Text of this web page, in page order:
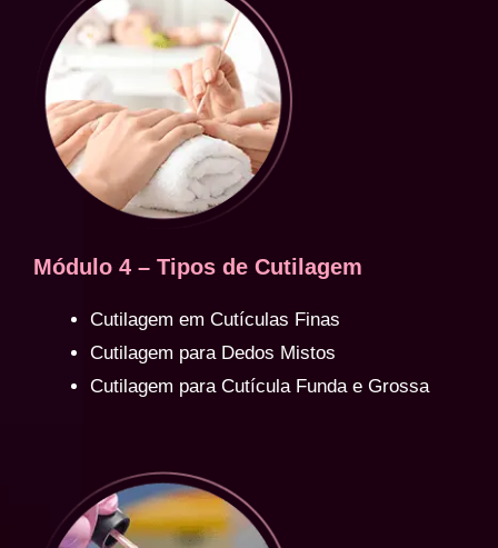
Módulo 4 – Tipos de Cutilagem
Cutilagem em Cutículas Finas
Cutilagem para Dedos Mistos
Cutilagem para Cutícula Funda e Grossa